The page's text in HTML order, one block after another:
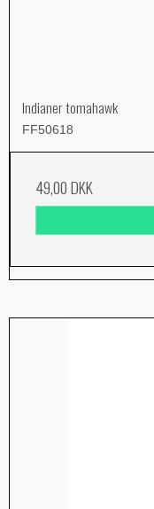
Indianer tomahawk
FF50618
49,00 DKK